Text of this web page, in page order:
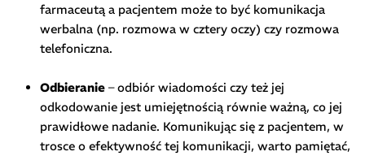
farmaceutą a pacjentem może to być komunikacja
werbalna (np. rozmowa w cztery oczy) czy rozmowa
telefoniczna.
Odbieranie– odbiór wiadomości czy też jej
odkodowanie jest umiejętnością równie ważną, co jej
prawidłowe nadanie. Komunikując się z pacjentem, w
trosce o efektywność tej komunikacji, warto pamiętać,